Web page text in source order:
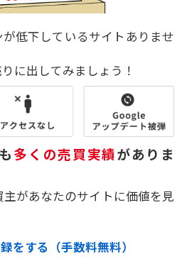
低下しているサイトありませ
に出してみましょう！
多くの売買実績がありま
があなたのサイトに価値を見
をする（手数料無料）